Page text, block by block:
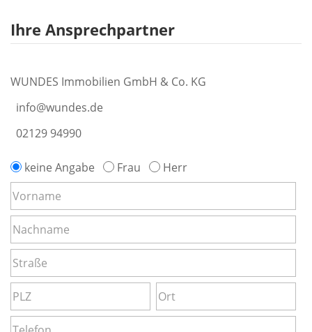
Ihre Ansprechpartner
WUNDES Immobilien GmbH & Co. KG
info@wundes.de
02129 94990
keine Angabe Frau Herr